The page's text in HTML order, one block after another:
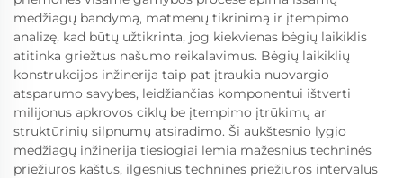
medžiagų bandymą, matmenų tikrinimą ir įtempimo
analizę, kad būtų užtikrinta, jog kiekvienas bėgių laikiklis
atitinka griežtus našumo reikalavimus. Bėgių laikiklių
konstrukcijos inžinerija taip pat įtraukia nuovargio
atsparumo savybes, leidžiančias komponentui ištverti
milijonus apkrovos ciklų be įtempimo įtrūkimų ar
struktūrinių silpnumų atsiradimo. Ši aukštesnio lygio
medžiagų inžinerija tiesiogiai lemia mažesnius techninės
priežiūros kaštus, ilgesnius techninės priežiūros intervalus